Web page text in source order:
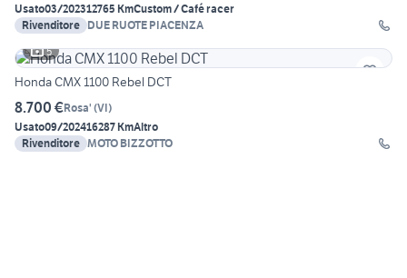
Usato03/202312765 KmCustom / Café racer
Rivenditore DUE RUOTE PIACENZA
5
Honda CMX 1100 Rebel DCT
8.700 €Rosa' (VI)
Usato09/202416287 KmAltro
Rivenditore MOTO BIZZOTTO